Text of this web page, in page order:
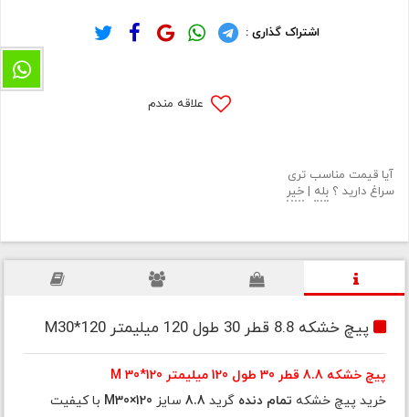
اشتراک گذاری :
علاقه مندم
آیا قیمت مناسب تری
سراغ دارید ؟ بله | خیر
پیچ خشکه 8.8 قطر 30 طول 120 میلیمتر M30*120
پیچ خشکه 8.8 قطر 30 طول 120 میلیمتر M 30*120
خرید پیچ خشکه تمام دنده گرید 8.8 سایز M30×120 با کیفیت